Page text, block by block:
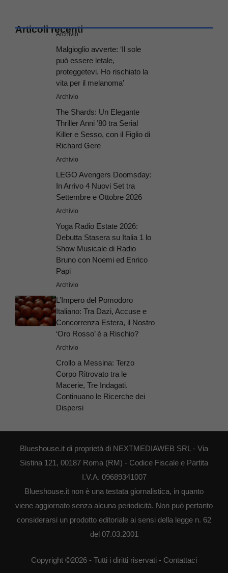
Articoli recenti
Archivio
Malgioglio avverte: ‘Il sole
può essere letale,
proteggetevi. Ho rischiato la
vita per il melanoma’
Archivio
The Shards: Un Elegante
Thriller Anni ’80 tra Serial
Killer e Sesso, con il Figlio di
Richard Gere
Archivio
LEGO Avengers Doomsday:
In Arrivo 4 Nuovi Set tra
Settembre e Ottobre 2026
Archivio
Yoga Radio Estate 2026:
Debutta Stasera su Italia 1 lo
Show Musicale di Radio
Bruno con Noemi ed Enrico
Papi
Archivio
L’Impero del Pomodoro
Italiano: Tra Dazi, Accuse e
Concorrenza Estera, il Nostro
‘Oro Rosso’ è a Rischio?
Archivio
Crollo a Messina: Terzo
Corpo Ritrovato tra le
Macerie, Tre Indagati.
Continuano le Ricerche dei
Dispersi
Blueshouse.it di proprietà di NEXTMEDIAWEB SRL - Via
Sistina 121, 00187 Roma (RM) - Codice Fiscale e Partita
I.V.A. 09689341007
Blueshouse.it non è una testata giornalistica, in quanto
viene aggiornato senza alcuna periodicità. Non può pertanto
considerarsi un prodotto editoriale ai sensi della legge n. 62
del 07.03.2001
Copyright ©2026 - Tutti i diritti riservati - Contattaci